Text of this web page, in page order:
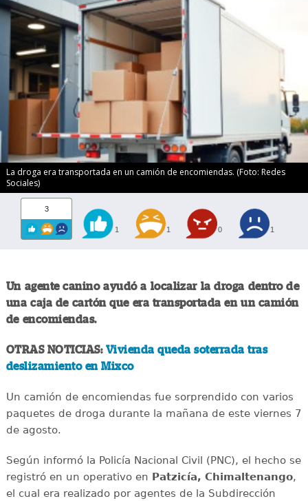
La droga era transportada en un camión de encomiendas. (Foto: Redes
Sociales)
3
1 1 0 1
Un agente canino ayudó a localizar la droga dentro de
una caja de cartón que era transportada en un camión
de encomiendas.
OTRAS NOTICIAS: Vivienda queda soterrada tras
deslizamiento en Mixco
Un camión de encomiendas fue sorprendido con varios
paquetes de droga durante la mañana de este viernes 7
de agosto.
Según informó la Policía Nacional Civil (PNC), el hecho se
registró en un operativo en Patzicía, Chimaltenango,
el cual era realizado por agentes de la Subdirección